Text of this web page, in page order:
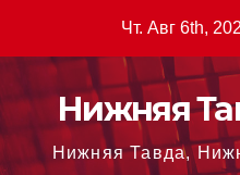
содержимому
Чт. Авг 6th,
Нижняя
Нижняя Тавда,